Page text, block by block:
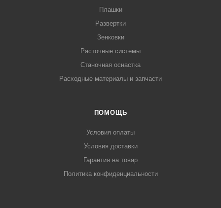
Плашки
Развертки
Зенковки
Расточные системы
Станочная оснастка
Расходные материалы и запчасти
ПОМОЩЬ
Условия оплаты
Условия доставки
Гарантия на товар
Политика конфиденциальности